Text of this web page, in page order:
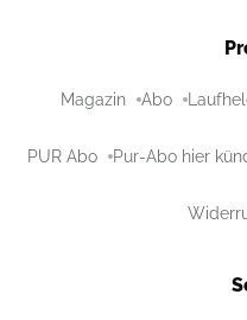
Magazin Abo
PUR Abo Pur-Abo hier